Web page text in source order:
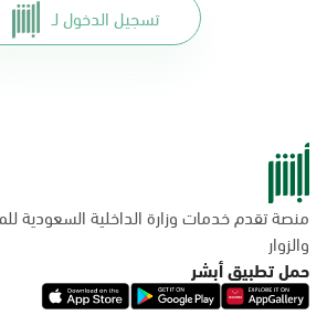
تسجيل الدخول لـ
منصة تقدم خدمات وزارة الداخلية السعودية
والزوار
حمل تطبيق أبشر